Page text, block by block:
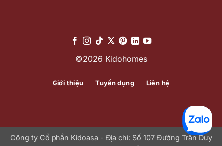
©2026 Kidohomes
Giới thiệu Tuyển dụng Liên hệ
Công ty Cổ phần Kidoasa - Địa chỉ: Số 107 Đường Trần Duy